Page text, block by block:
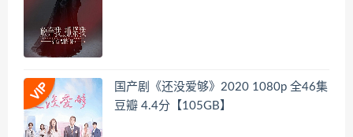
国产剧《还没爱够》2020 1080p 全46集
豆瓣 4.4分【105GB】